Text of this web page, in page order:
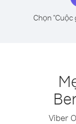
Chọn
Viber